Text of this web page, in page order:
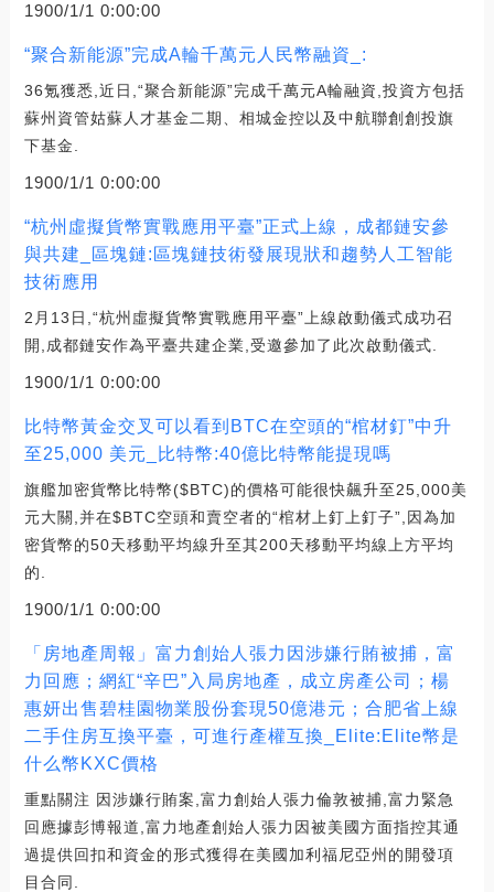
1900/1/1 0:00:00
“聚合新能源”完成A輪千萬元人民幣融資_:
36氪獲悉,近日,“聚合新能源”完成千萬元A輪融資,投資方包括
蘇州資管姑蘇人才基金二期、相城金控以及中航聯創創投旗
下基金.
1900/1/1 0:00:00
“杭州虛擬貨幣實戰應用平臺”正式上線，成都鏈安參
與共建_區塊鏈:區塊鏈技術發展現狀和趨勢人工智能
技術應用
2月13日,“杭州虛擬貨幣實戰應用平臺”上線啟動儀式成功召
開,成都鏈安作為平臺共建企業,受邀參加了此次啟動儀式.
1900/1/1 0:00:00
比特幣黃金交叉可以看到BTC在空頭的“棺材釘”中升
至25,000 美元_比特幣:40億比特幣能提現嗎
旗艦加密貨幣比特幣($BTC)的價格可能很快飆升至25,000美
元大關,并在$BTC空頭和賣空者的“棺材上釘上釘子”,因為加
密貨幣的50天移動平均線升至其200天移動平均線上方平均
的.
1900/1/1 0:00:00
「房地產周報」富力創始人張力因涉嫌行賄被捕，富
力回應；網紅“辛巴”入局房地產，成立房產公司；楊
惠妍出售碧桂園物業股份套現50億港元；合肥省上線
二手住房互換平臺，可進行產權互換_Elite:Elite幣是
什么幣KXC價格
重點關注 因涉嫌行賄案,富力創始人張力倫敦被捕,富力緊急
回應據彭博報道,富力地產創始人張力因被美國方面指控其通
過提供回扣和資金的形式獲得在美國加利福尼亞州的開發項
目合同.